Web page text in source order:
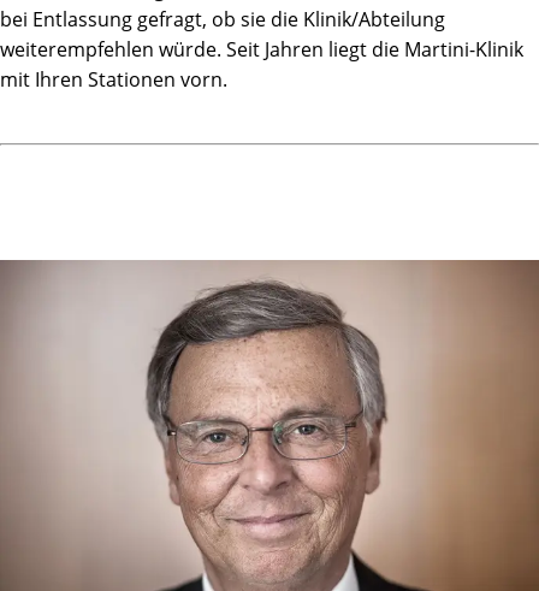
Von Ovid in Versen und Bildern notiert als Ars amatoria,
Die lustvoll und zärtlich in Gleichnissen zeigen,
Wie Amor erscheint im lieblichen Reigen,
Um Leidenschaft zu entfachen, ganz ohne Rezept ...
Testosteronmangel verebbt!
Träume ich oft von den Martinis - den vielen - noch heute,
Fühlend deren menschliche Wärme und Pflege; ach, liebe
Danke herzlich für alles, was ihr mir getan;
Mein Ausflug an die Alster war alles andere als Wahn!
bei Entlassung gefragt, ob sie die Klinik/Abteilung
weiterempfehlen würde. Seit Jahren liegt die Martini-Klinik
mit Ihren Stationen vorn.